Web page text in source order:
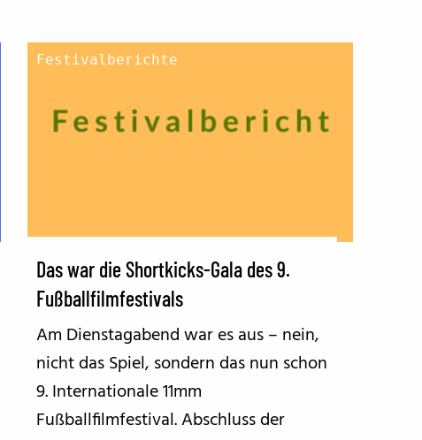
Festivalberichte
Das war die Shortkicks-Gala des 9.
Fußballfilmfestivals
Am Dienstagabend war es aus – nein,
nicht das Spiel, sondern das nun schon
9. Internationale 11mm
Fußballfilmfestival. Abschluss der